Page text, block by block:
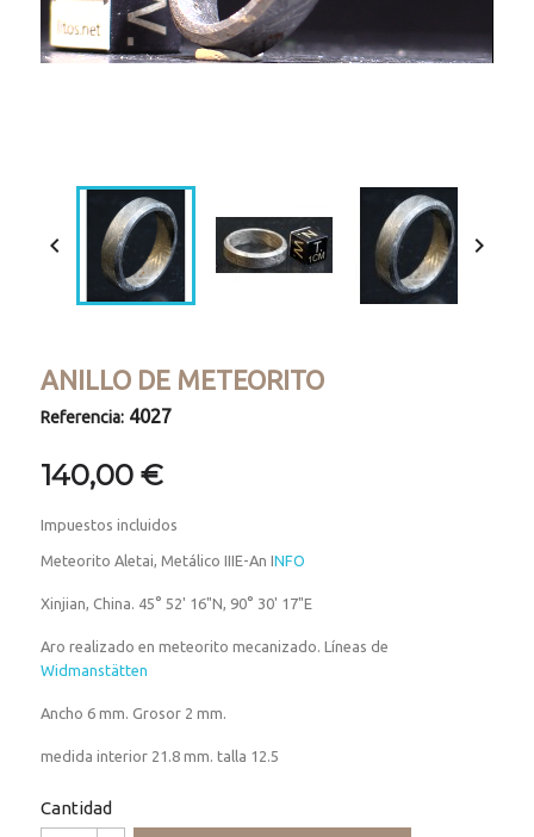
 
ANILLO DE METEORITO
Referencia: 4027
140,00 €
Impuestos incluidos
Meteorito Aletai, Metálico IIIE-An INFO
Xinjian, China. 45° 52' 16"N, 90° 30' 17"E
Aro realizado en meteorito mecanizado. Líneas de
Widmanstätten
Ancho 6 mm. Grosor 2 mm.
medida interior 21.8 mm. talla 12.5
Cantidad